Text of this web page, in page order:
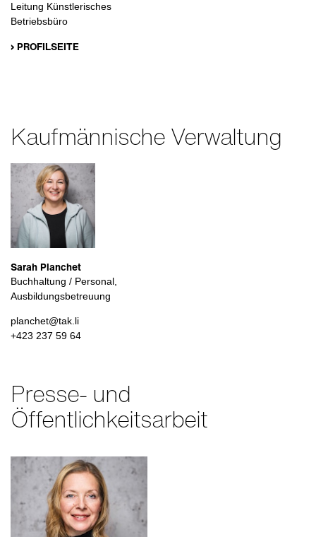
Leitung Künstlerisches
Betriebsbüro
› PROFILSEITE
Kaufmännische Verwaltung
Sarah Planchet
Buchhaltung / Personal,
Ausbildungsbetreuung
planchet@tak.li
+423 237 59 64
Presse- und
Öffentlichkeitsarbeit